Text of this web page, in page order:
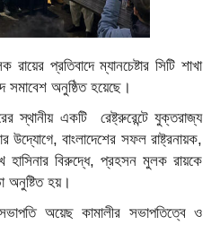
প্রতিবাদে ম্যানচেষ্টার সিটি শাখা
সমাবেশ অনুষ্ঠিত হয়েছে।
স্থানীয় একটি রেষ্ট্রুরেন্টে যুক্তরাজ্য
উদ্যোগে, বাংলাদেশের সফল রাষ্ট্রনায়ক,
হাসিনার বিরুদ্ধে, প্রহসন মুলক রায়কে
অনুষ্টিত হয়।
সভাপতি অয়েছ কামালীর সভাপতিত্বে ও